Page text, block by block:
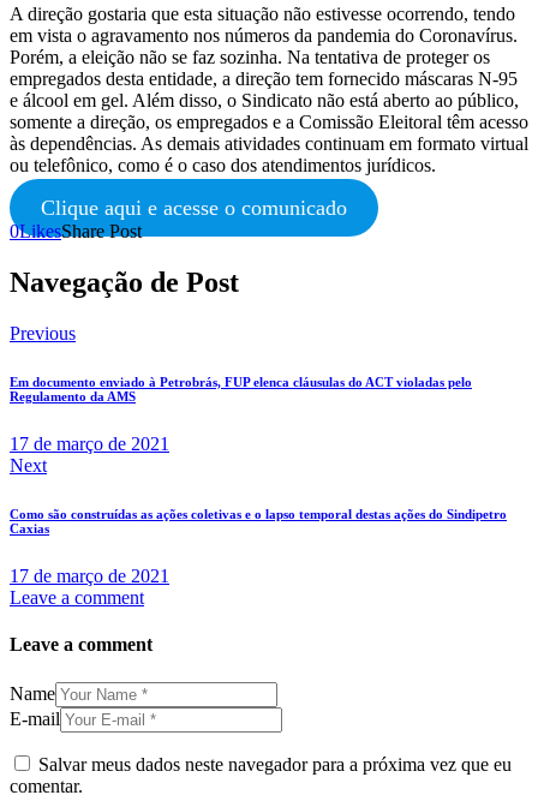
A direção gostaria que esta situação não estivesse ocorrendo, tendo
em vista o agravamento nos números da pandemia do Coronavírus.
Porém, a eleição não se faz sozinha. Na tentativa de proteger os
empregados desta entidade, a direção tem fornecido máscaras N-95
e álcool em gel. Além disso, o Sindicato não está aberto ao público,
somente a direção, os empregados e a Comissão Eleitoral têm acesso
às dependências. As demais atividades continuam em formato virtual
ou telefônico, como é o caso dos atendimentos jurídicos.
Clique aqui e acesse o comunicado
0LikesShare Post
Navegação de Post
Previous
Em documento enviado à Petrobrás, FUP elenca cláusulas do ACT violadas pelo
Regulamento da AMS
17 de março de 2021
Next
Como são construídas as ações coletivas e o lapso temporal destas ações do Sindipetro
Caxias
17 de março de 2021
Leave a comment
Leave a comment
Name
E-mail
Salvar meus dados neste navegador para a próxima vez que eu
comentar.